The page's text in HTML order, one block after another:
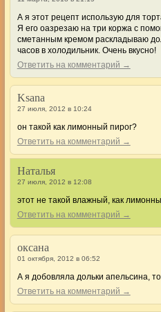
А я этот рецепт использую для
Я его оазрезаю на три коржа с
сметанным кремом раскладываю
часов в холодильник. Очень вкусно!
Ответить на комментарий →
Ksana
27 июля, 2012 в 10:24
он такой как лимонный пирог?
Ответить на комментарий →
Наталья
27 июля, 2012 в 12:08
этот не такой влажный, как
Ответить на комментарий →
оксана
01 октября, 2012 в 06:52
А я добовляла дольки апельсина,
Ответить на комментарий →